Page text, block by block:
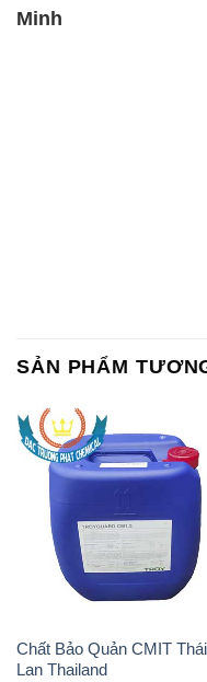
Minh
SẢN PHẨM
Chất Bảo Quản CMIT Thái
Lan Thailand